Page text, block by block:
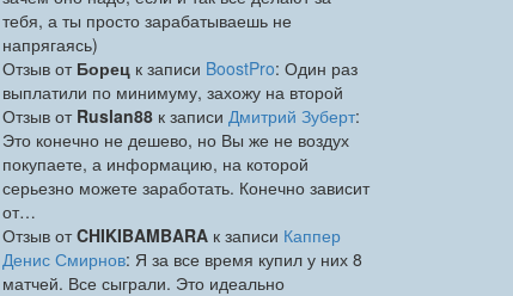
тебя, а ты просто зарабатываешь не
напрягаясь)
Отзыв от Борец к записи BoostPro: Один раз
выплатили по минимуму, захожу на второй
Отзыв от Ruslan88 к записи Дмитрий Зуберт:
Это конечно не дешево, но Вы же не воздух
покупаете, а информацию, на которой
серьезно можете заработать. Конечно зависит
от…
Отзыв отCHIKIBAMBARA к записи Каппер
Денис Смирнов: Я за все время купил у них 8
матчей. Все сыграли. Это идеально